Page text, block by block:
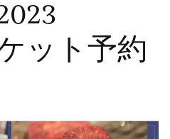
ット予約